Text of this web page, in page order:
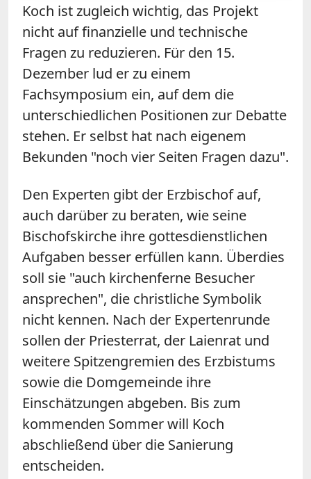
Koch ist zugleich wichtig, das Projekt
nicht auf finanzielle und technische
Fragen zu reduzieren. Für den 15.
Dezember lud er zu einem
Fachsymposium ein, auf dem die
unterschiedlichen Positionen zur Debatte
stehen. Er selbst hat nach eigenem
Bekunden "noch vier Seiten Fragen dazu".
Den Experten gibt der Erzbischof auf,
auch darüber zu beraten, wie seine
Bischofskirche ihre gottesdienstlichen
Aufgaben besser erfüllen kann. Überdies
soll sie "auch kirchenferne Besucher
ansprechen", die christliche Symbolik
nicht kennen. Nach der Expertenrunde
sollen der Priesterrat, der Laienrat und
weitere Spitzengremien des Erzbistums
sowie die Domgemeinde ihre
Einschätzungen abgeben. Bis zum
kommenden Sommer will Koch
abschließend über die Sanierung
entscheiden.